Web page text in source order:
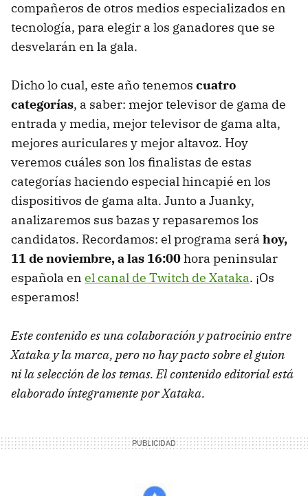
compañeros de otros medios especializados en
tecnología, para elegir a los ganadores que se
desvelarán en la gala.
Dicho lo cual, este año tenemos cuatro
categorías, a saber: mejor televisor de gama de
entrada y media, mejor televisor de gama alta,
mejores auriculares y mejor altavoz. Hoy
veremos cuáles son los finalistas de estas
categorías haciendo especial hincapié en los
dispositivos de gama alta. Junto a Juanky,
analizaremos sus bazas y repasaremos los
candidatos. Recordamos: el programa será hoy,
11 de noviembre, a las 16:00hora peninsular
española en el canal de Twitch de Xataka. ¡Os
esperamos!
Este contenido es una colaboración y patrocinio entre
Xataka y la marca, pero no hay pacto sobre el guion
ni la selección de los temas. El contenido editorial está
elaborado íntegramente por Xataka.